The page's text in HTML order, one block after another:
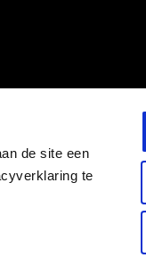
de site een
te